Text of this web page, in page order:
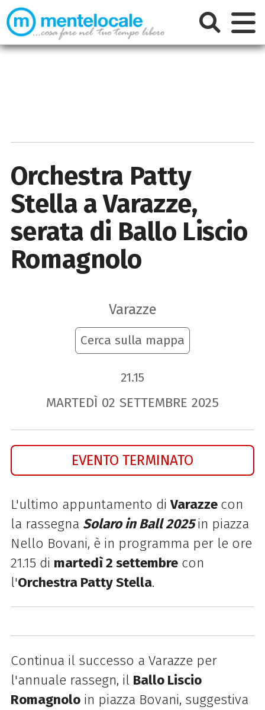
Orchestra Patty
Stella a Varazze,
serata di Ballo Liscio
Romagnolo
Varazze
Cerca sulla mappa
21.15
MARTEDÌ 02 SETTEMBRE 2025
EVENTO TERMINATO
L'ultimo appuntamento diVarazze con
la rassegna Solaro in Ball2025in piazza
Nello Bovani, è in programma per le ore
21.15 di martedì 2 settembrecon
l'Orchestra Patty Stella.
Continua il successo a Varazze per
l'annuale rassegn, il Ballo Liscio
Romagnoloin piazza Bovani, suggestiva